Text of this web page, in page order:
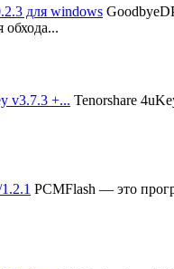
для windows
обхода...
v3.7.3 +... Tenorshare
PCMFlash — это